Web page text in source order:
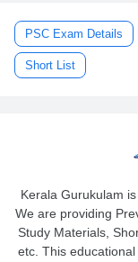
PSC Exam Details
Short List
Kerala Gurukulam
We are providing
Study Materials,
etc. This